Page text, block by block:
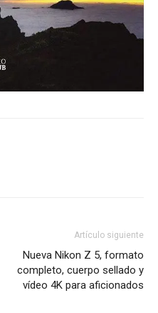
Artículo siguiente
Nueva Nikon Z 5, formato
completo, cuerpo sellado y
vídeo 4K para aficionados